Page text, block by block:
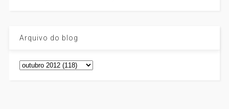
Arquivo do blog